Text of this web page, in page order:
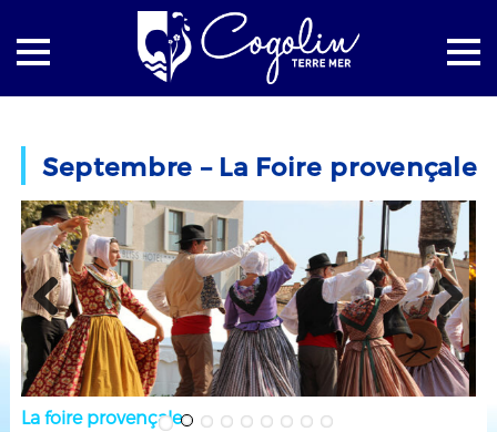
Septembre – La Foire provençale
Septembre – La Foire provençale
Previous Next
La foire provençale